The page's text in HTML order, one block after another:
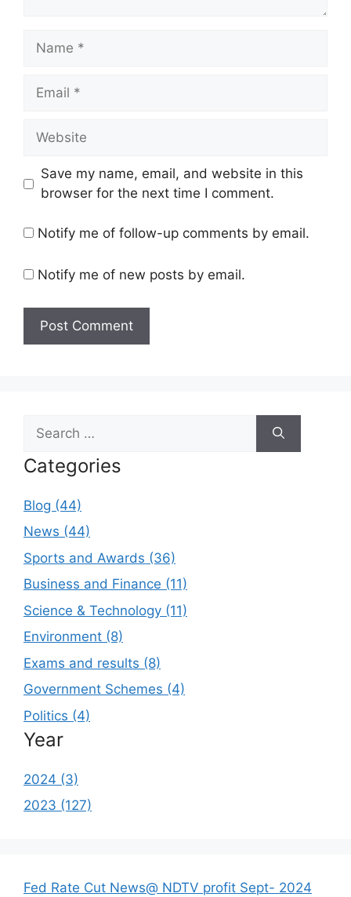
Name
Email
Website
Save my name, email, and website in this
browser for the next time I comment.
Notify me of follow-up comments by email.
Notify me of new posts by email.
for:
Categories
Blog (44)
News (44)
Sports and Awards (36)
Business and Finance (11)
Science & Technology (11)
Environment (8)
Exams and results (8)
Government Schemes (4)
Politics (4)
Year
2024 (3)
2023 (127)
Fed Rate Cut News@ NDTV profit Sept- 2024